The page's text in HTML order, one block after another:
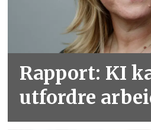
Rapport: KI
utfordre